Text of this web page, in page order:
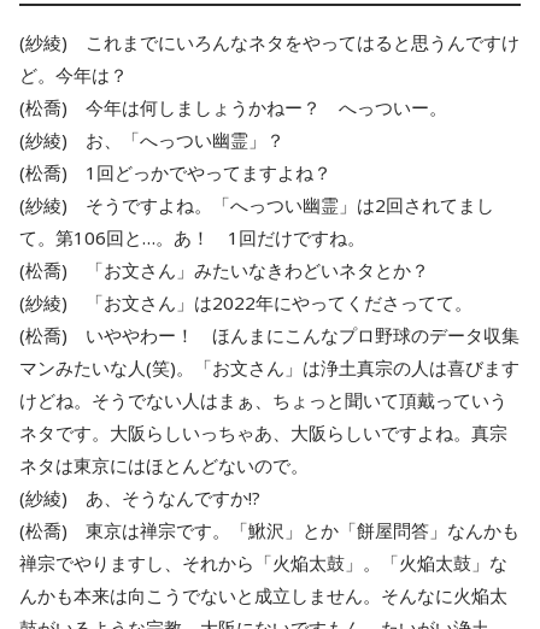
(紗綾) これまでにいろんなネタをやってはると思うんですけ
ど。今年は？
(松喬) 今年は何しましょうかねー？ へっついー。
(紗綾) お、「へっつい幽霊」？
(松喬) 1回どっかでやってますよね？
(紗綾) そうですよね。「へっつい幽霊」は2回されてまし
て。第106回と…。あ！ 1回だけですね。
(松喬) 「お文さん」みたいなきわどいネタとか？
(紗綾) 「お文さん」は2022年にやってくださってて。
(松喬) いややわー！ ほんまにこんなプロ野球のデータ収集
マンみたいな人(笑)。「お文さん」は浄土真宗の人は喜びます
けどね。そうでない人はまぁ、ちょっと聞いて頂戴っていう
ネタです。大阪らしいっちゃあ、大阪らしいですよね。真宗
ネタは東京にはほとんどないので。
(紗綾) あ、そうなんですか!?
(松喬) 東京は禅宗です。「鰍沢」とか「餅屋問答」なんかも
禅宗でやりますし、それから「火焔太鼓」。「火焔太鼓」な
んかも本来は向こうでないと成立しません。そんなに火焔太